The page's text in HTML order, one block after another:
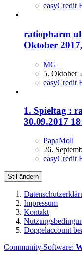
easyCredit
ratiopharm
Oktober
MG_
5. Oktober
easyCredit
1. Spieltag :
30.09.2017
PapaMoll
26.
easyCredit
Stil ändern
Impressum
Kontakt
Doppelaccount
Community-Software: